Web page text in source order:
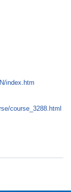
index.htm
course_3288.html